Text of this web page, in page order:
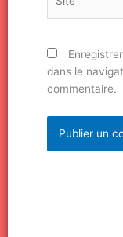
dans le
commentaire.